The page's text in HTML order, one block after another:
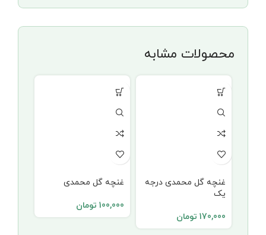
محصولات مشابه
غنچه گل محمدی درجه
یک
170,000 تومان
غنچه گل محمدی
100,000 تومان